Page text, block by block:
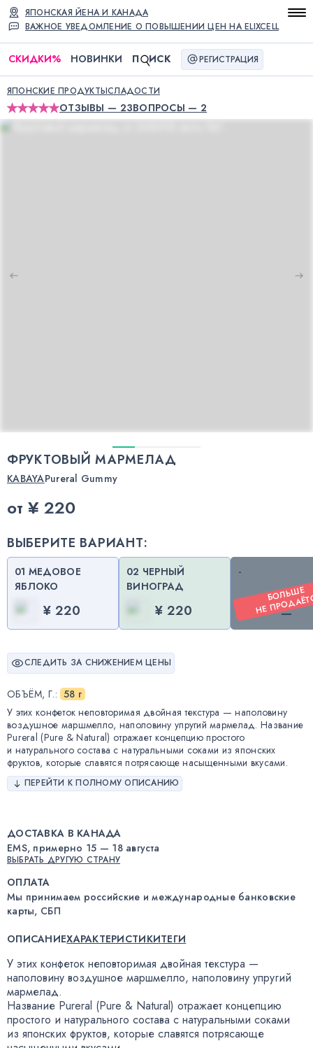
ВАЖНОЕ УВЕДОМЛЕНИЕ О ПОВЫШЕНИИ ЦЕН НА ELIXCELL
ЯПОНСКАЯ ЙЕНА И КАНАДА
СКИДКИ% НОВИНКИ П ИСК РЕГИСТРАЦИЯ
ЯПОНСКИЕ ПРОДУКТЫСЛАДОСТИ
ОТЗЫВЫ — 23ВОПРОСЫ — 2
ФРУКТОВЫЙ МАРМЕЛАД
KABAYAPureral Gummy
от ¥ 220
ВЫБЕРИТЕ ВАРИАНТ:
01 МЕДОВОЕ
ЯБЛОКО
¥ 220
02 ЧЕРНЫЙ
ВИНОГРАД
¥ 220
-
—
О
ЛЬ
ШЕ
НЕ
ПР
О
СЛЕДИТЬ ЗА СНИЖЕНИЕМ ЦЕНЫ
ОБЪЁМ, Г.: 58 г
У этих конфеток неповторимая двойная текстура — наполовину
воздушное маршмелло, наполовину упругий мармелад. Название
Pureral (Pure & Natural) отражает концепцию простого
и натурального состава с натуральными соками из японских
фруктов, которые славятся потрясающе насыщенными вкусами.
ПЕРЕЙТИ К ПОЛНОМУ ОПИСАНИЮ
ДОСТАВКА В КАНАДА
EMS, примерно 15 — 18 августа
ВЫБРАТЬ ДРУГУЮ СТРАНУ
ОПЛАТА
Мы принимаем российские и международные банковские
карты, СБП
ОПИСАНИЕХАРАКТЕРИСТИКИТЕГИ
У этих конфеток неповторимая двойная текстура —
наполовину воздушное маршмелло, наполовину упругий
мармелад.
Название Pureral (Pure & Natural) отражает концепцию
простого и натурального состава с натуральными соками
из японских фруктов, которые славятся потрясающе